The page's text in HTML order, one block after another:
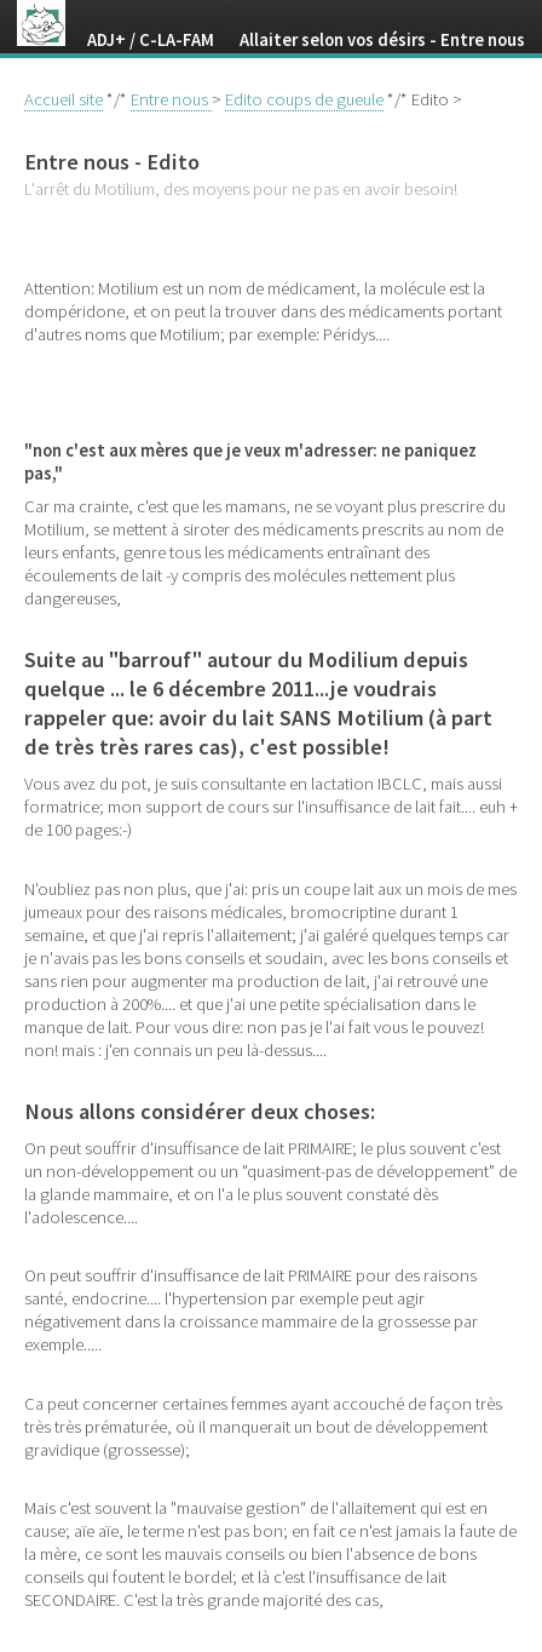
Accueil site*/* Entre nous > Edito coups de gueule*/* Edito >
Entre nous - Edito
L'arrêt du Motilium, des moyens pour ne pas en avoir besoin!
Attention: Motilium est un nom de médicament, la molécule est la
dompéridone, et on peut la trouver dans des médicaments portant
d'autres noms que Motilium; par exemple: Péridys....
"non c'est aux mères que je veux m'adresser: ne paniquez
pas,"
Car ma crainte, c'est que les mamans, ne se voyant plus prescrire du
Motilium, se mettent à siroter des médicaments prescrits au nom de
leurs enfants, genre tous les médicaments entraînant des
écoulements de lait -y compris des molécules nettement plus
dangereuses,
Suite au "barrouf" autour du Modilium depuis
quelque ... le 6 décembre 2011...je voudrais
rappeler que: avoir du lait SANS Motilium (à part
de très très rares cas), c'est possible!
Vous avez du pot, je suis consultante en lactation IBCLC, mais aussi
formatrice; mon support de cours sur l'insuffisance de lait fait.... euh +
de 100 pages:-)
N'oubliez pas non plus, que j'ai: pris un coupe lait aux un mois de mes
jumeaux pour des raisons médicales, bromocriptine durant 1
semaine, et que j'ai repris l'allaitement; j'ai galéré quelques temps car
je n'avais pas les bons conseils et soudain, avec les bons conseils et
sans rien pour augmenter ma production de lait, j'ai retrouvé une
production à 200%.... et que j'ai une petite spécialisation dans le
manque de lait. Pour vous dire: non pas je l'ai fait vous le pouvez!
non! mais : j'en connais un peu là-dessus....
Nous allons considérer deux choses:
On peut souffrir d'insuffisance de lait PRIMAIRE; le plus souvent c'est
un non-développement ou un "quasiment-pas de développement" de
la glande mammaire, et on l'a le plus souvent constaté dès
l'adolescence....
On peut souffrir d'insuffisance de lait PRIMAIRE pour des raisons
santé, endocrine.... l'hypertension par exemple peut agir
négativement dans la croissance mammaire de la grossesse par
exemple.....
Ca peut concerner certaines femmes ayant accouché de façon très
très très prématurée, où il manquerait un bout de développement
gravidique (grossesse);
Mais c'est souvent la "mauvaise gestion" de l'allaitement qui est en
cause; aïe aïe, le terme n'est pas bon; en fait ce n'est jamais la faute de
la mère, ce sont les mauvais conseils ou bien l'absence de bons
conseils qui foutent le bordel; et là c'est l'insuffisance de lait
SECONDAIRE. C'est la très grande majorité des cas,
ADJ+ / C-LA-FAM Allaiter selon vos désirs - Entre nous